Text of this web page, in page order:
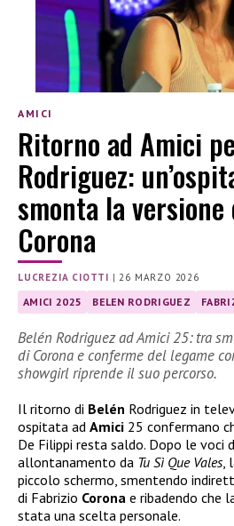
AMICI
Ritorno ad Amici
Rodriguez:
smonta la versione
Corona
LUCREZIA CIOTTI |26 MARZO 2026
AMICI 2025 BELEN RODRIGUEZ
Belén Rodriguez ad Amici 25: tra
di Corona e conferme del legame
showgirl riprende il suo percorso.
Il ritorno di Belén Rodriguez in
ospitata ad Amici 25 confermano
De Filippi resta saldo. Dopo le voci
allontanamento da Tu Sì Que Vales,
piccolo schermo, smentendo
di Fabrizio Corona e ribadendo che
stata una scelta personale.